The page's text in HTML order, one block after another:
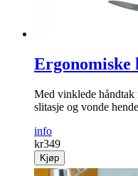
Ergonomiske
Med vinklede håndtak
slitasje og vonde
info
kr349
Kjøp